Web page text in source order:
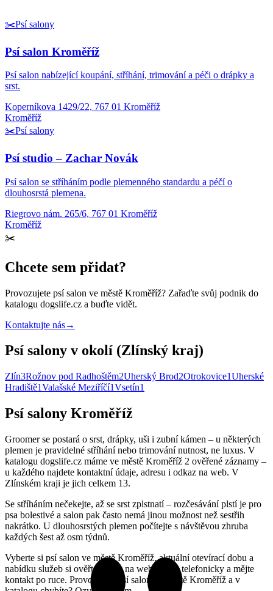
✂️Psí salony
Psí salon Kroměříž
Psí salon nabízející koupání, stříhání, trimování a péči o drápky a
srst.
Koperníkova 1429/22, 767 01 Kroměříž
Kroměříž
✂️Psí salony
Psí studio – Zachar Novák
Psí salon se stříháním podle plemenného standardu a péčí o
dlouhosrstá plemena.
Riegrovo nám. 265/6, 767 01 Kroměříž
Kroměříž
✂️
Chcete sem přidat?
Provozujete psí salon ve městě Kroměříž? Zařaďte svůj podnik do
katalogu dogslife.cz a buďte vidět.
Kontaktujte nás→
Psí salony v okolí (Zlínský kraj)
Zlín3Rožnov pod Radhoštěm2Uherský Brod2Otrokovice1Uherské
Hradiště1Valašské Meziříčí1Vsetín1
Psí salony Kroměříž
Groomer se postará o srst, drápky, uši i zubní kámen – u některých
plemen je pravidelné stříhání nebo trimování nutnost, ne luxus. V
katalogu dogslife.cz máme ve městě Kroměříž 2 ověřené záznamy –
u každého najdete kontaktní údaje, adresu i odkaz na web. V
Zlínském kraji je jich celkem 13.
Se stříháním nečekejte, až se srst zplstnatí – rozčesávání plstí je pro
psa bolestivé a salon pak často nemá jinou možnost než sestřih
nakrátko. U dlouhosrstých plemen počítejte s návštěvou zhruba
každých šest až osm týdnů.
Vyberte si psí salon ve městě Kroměříž, aktuální otevírací dobu a
nabídku služeb si ověřte přímo na webu nebo telefonicky a mějte
kontakt po ruce. Provozujete psí salon ve městě Kroměříž a v